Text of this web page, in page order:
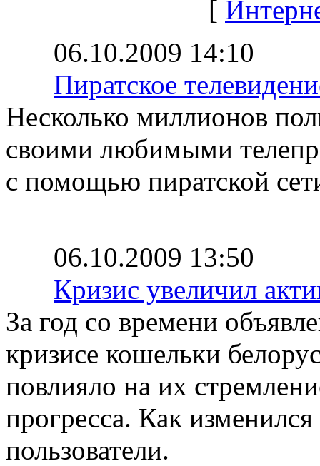
[
06.10.2009 14:10
Пиратское
Несколько миллионов
своими любимыми
с помощью пиратской
06.10.2009 13:50
Кризис увеличил
За год со времени
кризисе кошельки
повлияло на их
прогресса. Как
пользователи.